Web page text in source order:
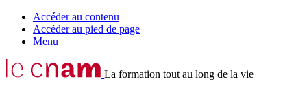
Accéder au contenu
Accéder au pied de page
Menu
La formation tout au long de la vie